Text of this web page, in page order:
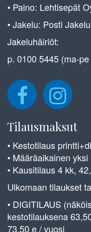
• Paino: Lehtisepät
• Jakelu: Posti
Jakeluhäiriöt:
p. 0100 5445 (ma-
Tilausmaksut
• Kestotilaus
• Määräaikainen
• Kausitilaus 4 kk,
Ulkomaan tilaukset
• DIGITILAUS
kestotilauksena
73,50 e / vuosi